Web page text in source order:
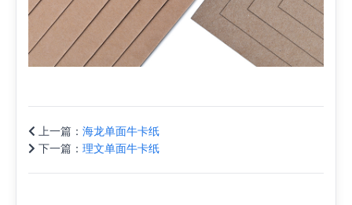
上一篇： 海龙单面牛卡纸
下一篇： 理文单面牛卡纸